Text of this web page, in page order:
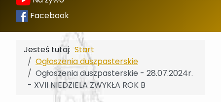
Facebook
Jesteś tutaj: Start
Ogłoszenia duszpasterskie
Ogłoszenia duszpasterskie - 28.07.2024r.
- XVII NIEDZIELA ZWYKŁA ROK B